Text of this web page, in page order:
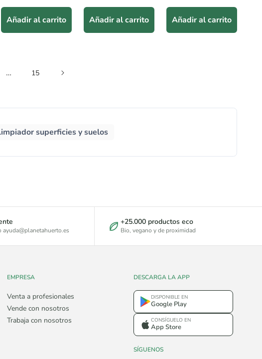
Añadir al carrito Añadir al carrito Añadir al carrito
… 15
superficies y suelos
ayuda@planetahuerto.es
+25.000 productos eco
Bio, vegano y de proximidad
EMPRESA
Venta a profesionales
Vende con nosotros
Trabaja con nosotros
DESCARGA LA APP
DISPONIBLE EN
Google Play
CONSÍGUELO EN
App Store
SÍGUENOS